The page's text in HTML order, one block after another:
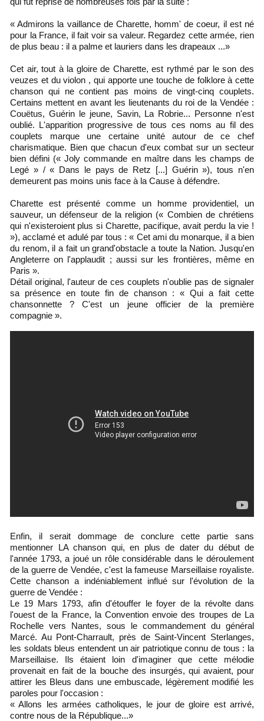
« Admirons la vaillance de Charette, homm' de coeur, il est né
pour la France, il fait voir sa valeur. Regardez cette armée, rien
de plus beau : il a palme et lauriers dans les drapeaux ...»
Cet air, tout à la gloire de Charette, est rythmé par le son des
veuzes et du violon , qui apporte une touche de folklore à cette
chanson qui ne contient pas moins de vingt-cinq couplets.
Certains mettent en avant les lieutenants du roi de la Vendée :
Couëtus, Guérin le jeune, Savin, La Robrie... Personne n'est
oublié. L'apparition progressive de tous ces noms au fil des
couplets marque une certaine unité autour de ce chef
charismatique. Bien que chacun d'eux combat sur un secteur
bien défini (« Joly commande en maître dans les champs de
Legé » / « Dans le pays de Retz [...] Guérin »), tous n'en
demeurent pas moins unis face à la Cause à défendre.
Charette est présenté comme un homme providentiel, un
sauveur, un défenseur de la religion (« Combien de chrétiens
qui n'existeroient plus si Charette, pacifique, avait perdu la vie !
»), acclamé et adulé par tous : « Cet ami du monarque, il a bien
du renom, il a fait un grand'obstacle a toute la Nation. Jusqu'en
Angleterre on l'applaudit ; aussi sur les frontières, même en
Paris ».
Détail original, l'auteur de ces couplets n'oublie pas de signaler
sa présence en toute fin de chanson : « Qui a fait cette
chansonnette ? C'est un jeune officier de la première
compagnie ».
Enfin, il serait dommage de conclure cette partie sans
mentionner LA chanson qui, en plus de dater du début de
l'année 1793, a joué un rôle considérable dans le déroulement
de la guerre de Vendée, c'est la fameuse Marseillaise royaliste.
Cette chanson a indéniablement influé sur l'évolution de la
guerre de Vendée :
Le 19 Mars 1793, afin d'étouffer le foyer de la révolte dans
l'ouest de la France, la Convention envoie des troupes de La
Rochelle vers Nantes, sous le commandement du général
Marcé. Au Pont-Charrault, près de Saint-Vincent Sterlanges,
les soldats bleus entendent un air patriotique connu de tous : la
Marseillaise. Ils étaient loin d'imaginer que cette mélodie
provenait en fait de la bouche des insurgés, qui avaient, pour
attirer les Bleus dans une embuscade, légèrement modifié les
paroles pour l'occasion :
« Allons les armées catholiques, le jour de gloire est arrivé,
contre nous de la République...»